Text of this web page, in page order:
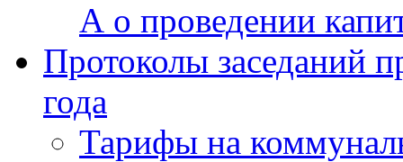
А о проведении
Протоколы заседаний
года
Тарифы на